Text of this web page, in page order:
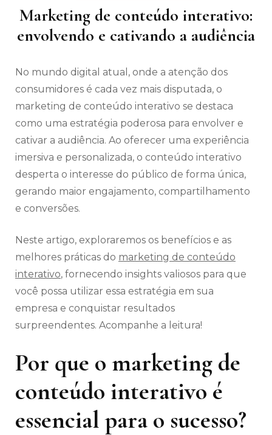
Marketing de conteúdo interativo:
envolvendo e cativando a audiência
No mundo digital atual, onde a atenção dos
consumidores é cada vez mais disputada, o
marketing de conteúdo interativo se destaca
como uma estratégia poderosa para envolver e
cativar a audiência. Ao oferecer uma experiência
imersiva e personalizada, o conteúdo interativo
desperta o interesse do público de forma única,
gerando maior engajamento, compartilhamento
e conversões.
Neste artigo, exploraremos os benefícios e as
melhores práticas do marketing de conteúdo
interativo, fornecendo insights valiosos para que
você possa utilizar essa estratégia em sua
empresa e conquistar resultados
surpreendentes. Acompanhe a leitura!
Por que o marketing de
conteúdo interativo é
essencial para o sucesso?